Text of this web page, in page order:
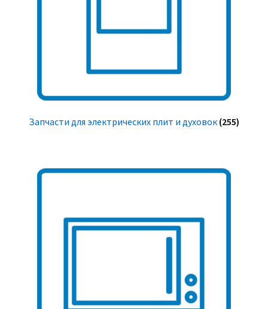
Запчасти для электрических плит и духовок (255)